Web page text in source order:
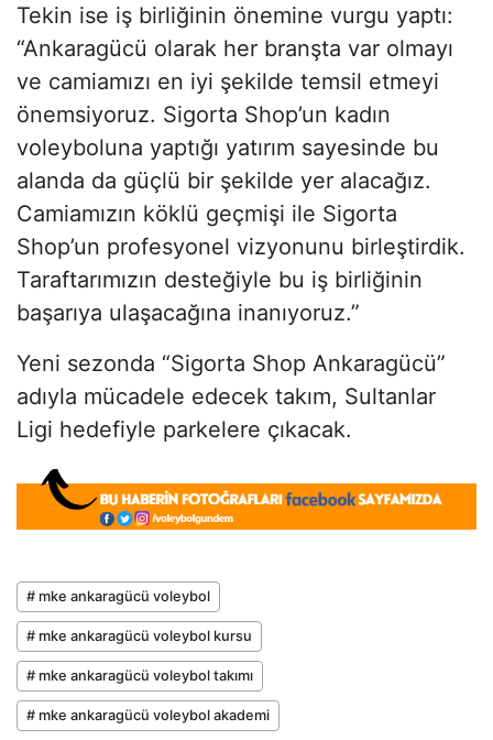
Tekin ise iş birliğinin önemine vurgu yaptı:
“Ankaragücü olarak her branşta var olmayı
ve camiamızı en iyi şekilde temsil etmeyi
önemsiyoruz. Sigorta Shop’un kadın
voleyboluna yaptığı yatırım sayesinde bu
alanda da güçlü bir şekilde yer alacağız.
Camiamızın köklü geçmişi ile Sigorta
Shop’un profesyonel vizyonunu birleştirdik.
Taraftarımızın desteğiyle bu iş birliğinin
başarıya ulaşacağına inanıyoruz.”
Yeni sezonda “Sigorta Shop Ankaragücü”
adıyla mücadele edecek takım, Sultanlar
Ligi hedefiyle parkelere çıkacak.
# mke ankaragücü voleybol
# mke ankaragücü voleybol kursu
# mke ankaragücü voleybol takımı
# mke ankaragücü voleybol akademi